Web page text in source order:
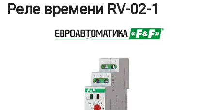
Реле времени RV-02-1